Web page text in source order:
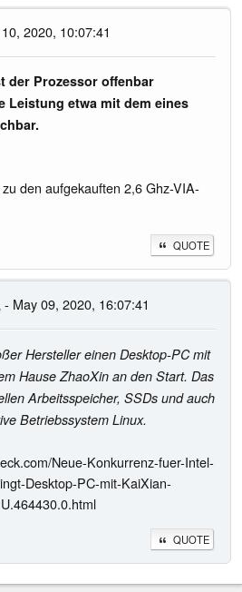
2020, 10:07:41
der Prozessor offenbar
Leistung etwa mit dem eines
den aufgekauften 2,6 Ghz-VIA-
QUOTE
- May 09, 2020, 16:07:41
Hersteller einen Desktop-PC mit
Hause ZhaoXin an den Start. Das
Arbeitsspeicher, SSDs und auch
Betriebssystem Linux.
Neue-Konkurrenz-fuer-Intel-
Desktop-PC-mit-KaiXian-
QUOTE